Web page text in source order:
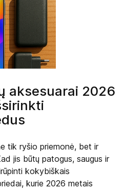
aksesuarai 2026
tik ryšio priemonė, bet ir
jis būtų patogus, saugus ir
kokybiškais
kurie 2026 metais